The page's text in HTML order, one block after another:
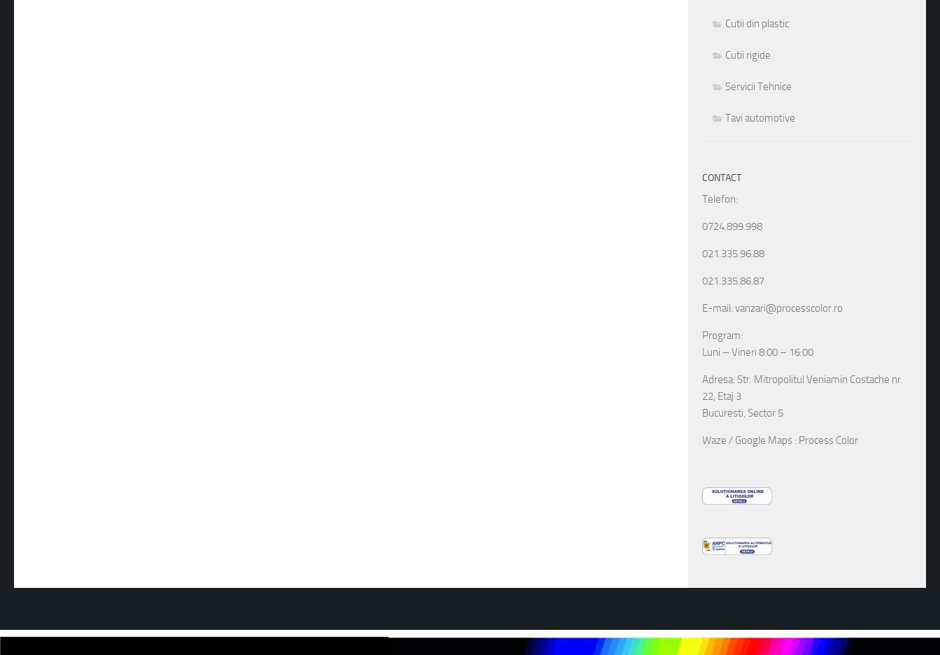
Cutii din plastic
Cutii rigide
Servicii Tehnice
Tavi automotive
CONTACT
Telefon:
0724.899.998
021.335.96.88
021.335.86.87
E-mail: vanzari@processcolor.ro
Program:
Luni – Vineri 8:00 – 16:00
Adresa: Str. Mitropolitul Veniamin Costache nr.
22, Etaj 3
Bucuresti, Sector 5
Waze / Google Maps : Process Color